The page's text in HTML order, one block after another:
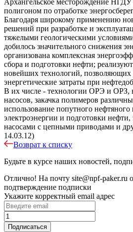
полигоном по отработке
Благодаря широкому применению
решений при разработке и
тяжелыми геологическими
добилось значительного снижения
организована комплексная
сбора и подготовки нефти;
новейших технологий, позволяющих
энергетические затраты при
В их числе - технологии ОРЭ и ОРЗ,
насосов, закачка полимеров
использование попутного нефтяного
электроэнергии и подготовки
насосами с цепными приводами и
14.03.12)
Возврат к списку
Будьте в курсе наших новостей,
Отлично! На почту site@npf-paker.ru
подтверждение подписки
Укажите корректный email адрес